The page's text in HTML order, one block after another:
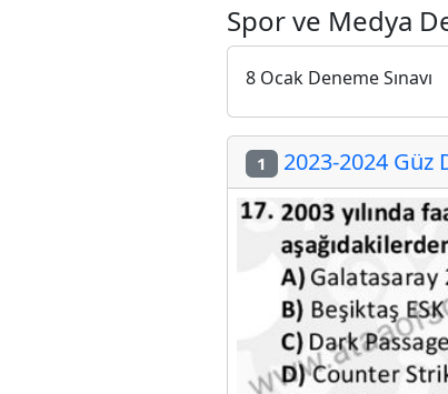
Spor ve Medya
8 Ocak Deneme Sınavı
1 2023-2024 Güz